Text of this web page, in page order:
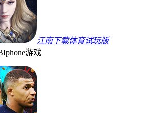
江南下载体育试玩版
Iphone游戏